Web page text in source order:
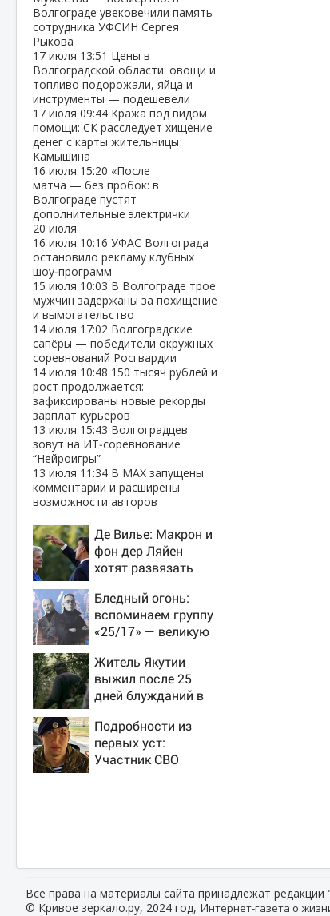
Волгограде увековечили память
сотрудника УФСИН Сергея
Рыкова
17 июля 13:51 Цены в
Волгоградской области: овощи и
топливо подорожали, яйца и
инструменты — подешевели
17 июля 09:44 Кража под видом
помощи: СК расследует хищение
денег с карты жительницы
Камышина
16 июля 15:20 «После
матча — без пробок: в
Волгограде пустят
дополнительные электрички
20 июля
16 июля 10:16 УФАС Волгограда
остановило рекламу клубных
шоу‑программ
15 июля 10:03 В Волгограде трое
мужчин задержаны за похищение
и вымогательство
14 июля 17:02 Волгоградские
сапёры — победители окружных
соревнований Росгвардии
14 июля 10:48 150 тысяч рублей и
рост продолжается:
зафиксированы новые рекорды
зарплат курьеров
13 июля 15:43 Волгоградцев
зовут на ИТ‑соревнование
“Нейроигры”
13 июля 11:34 В МАХ запущены
комментарии и расширены
возможности авторов
Де Вилье: Макрон и
фон дер Ляйен
хотят развязать
Бледный огонь:
вспоминаем группу
«25/17» — великую
Житель Якутии
выжил после 25
дней блужданий в
Подробности из
первых уст:
Участник СВО
Все права на материалы сайта принадлежат
© Кривое зеркало.ру, 2024 год, Интернет-газета о